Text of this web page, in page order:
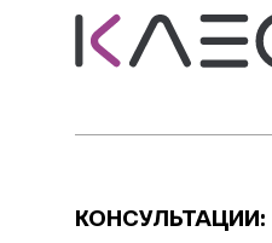
КОНСУЛЬТАЦИИ: